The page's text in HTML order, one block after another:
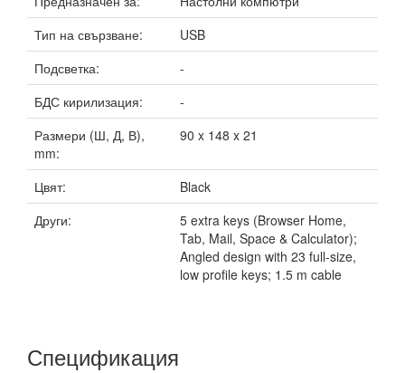
Тип на свързване:
USB
Подсветка:
-
БДС кирилизация:
-
Размери (Ш, Д, В),
mm:
90 x 148 x 21
Цвят:
Black
Други:
5 extra keys (Browser Home,
Tab, Mail, Space & Calculator);
Angled design with 23 full-size,
low profile keys; 1.5 m cable
Спецификация